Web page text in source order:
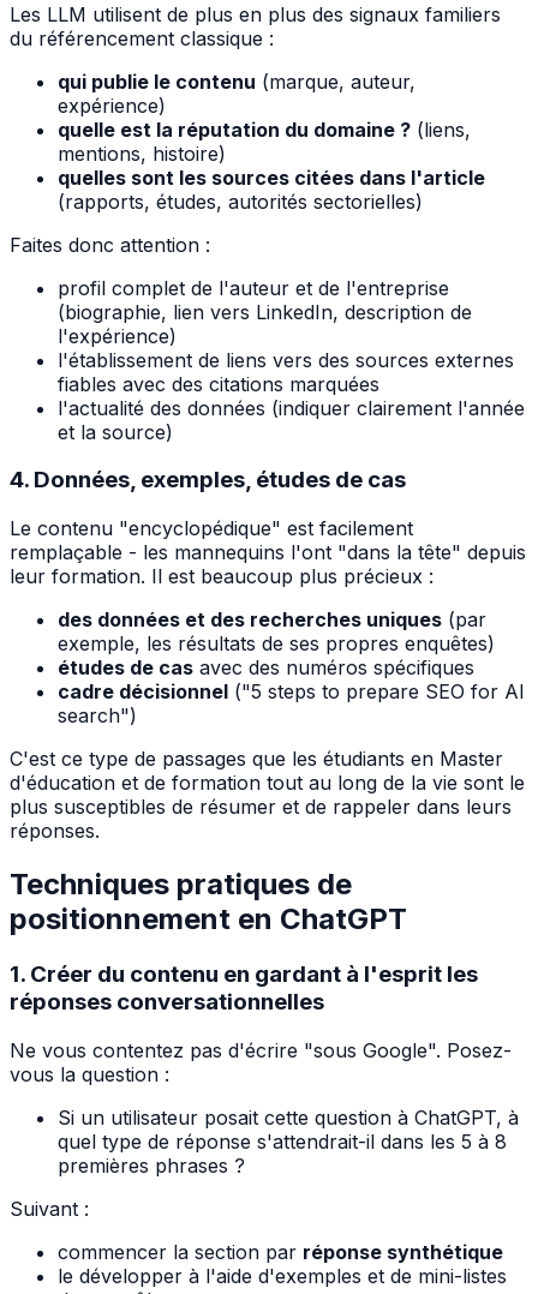
Les LLM utilisent de plus en plus des signaux familiers
du référencement classique :
qui publie le contenu (marque, auteur,
expérience)
quelle est la réputation du domaine ? (liens,
mentions, histoire)
quelles sont les sources citées dans l'article
(rapports, études, autorités sectorielles)
Faites donc attention :
profil complet de l'auteur et de l'entreprise
(biographie, lien vers LinkedIn, description de
l'expérience)
l'établissement de liens vers des sources externes
fiables avec des citations marquées
l'actualité des données (indiquer clairement l'année
et la source)
4. Données, exemples, études de cas
Le contenu "encyclopédique" est facilement
remplaçable - les mannequins l'ont "dans la tête" depuis
leur formation. Il est beaucoup plus précieux :
des données et des recherches uniques (par
exemple, les résultats de ses propres enquêtes)
études de cas avec des numéros spécifiques
cadre décisionnel ("5 steps to prepare SEO for AI
search")
C'est ce type de passages que les étudiants en Master
d'éducation et de formation tout au long de la vie sont le
plus susceptibles de résumer et de rappeler dans leurs
réponses.
Techniques pratiques de
positionnement en ChatGPT
1. Créer du contenu en gardant à l'esprit les
réponses conversationnelles
Ne vous contentez pas d'écrire "sous Google". Posez-
vous la question :
Si un utilisateur posait cette question à ChatGPT, à
quel type de réponse s'attendrait-il dans les 5 à 8
premières phrases ?
Suivant :
commencer la section par réponse synthétique
le développer à l'aide d'exemples et de mini-listes